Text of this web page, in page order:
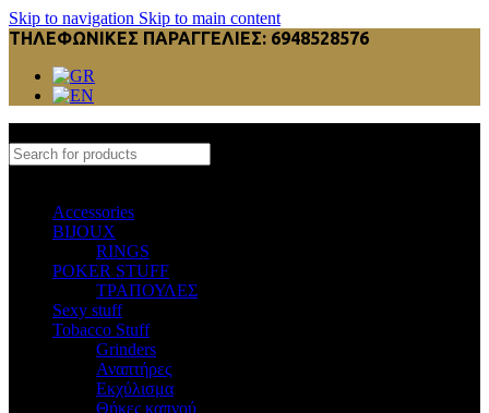
Skip to navigation Skip to main content
ΤΗΛΕΦΩΝΙΚΕΣ ΠΑΡΑΓΓΕΛΙΕΣ: 6948528576
Accessories
BIJOUX
RINGS
POKER STUFF
ΤΡΑΠΟΥΛΕΣ
Sexy stuff
Tobacco Stuff
Grinders
Αναπτήρες
Εκχύλισμα
Θήκες καπνού